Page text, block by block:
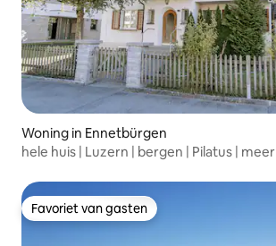
Woning in Ennetbürgen
hele huis | Luzern | bergen | Pilatus | meer
Favoriet van gasten
Favoriet van gasten